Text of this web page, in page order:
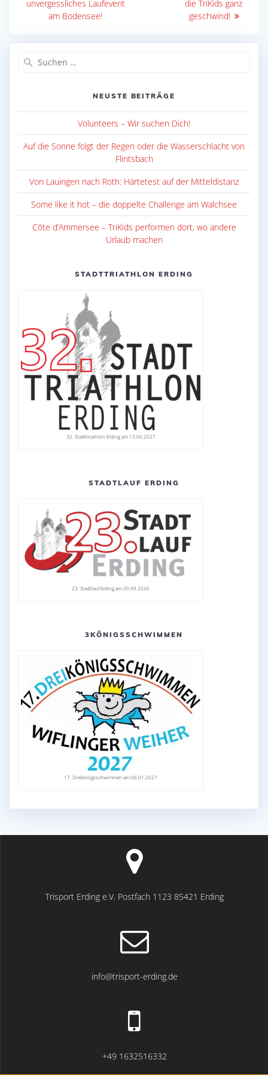
unvergessliches Laufevent
am Bodensee!
die TriKids ganz
geschwind!
NEUSTE BEITRÄGE
Volunteers – Wir suchen Dich!
Auf die Sonne folgt der Regen oder die Wasserschlacht von
Flintsbach
Von Lauingen nach Roth: Härtetest auf der Mitteldistanz
Some like it hot – die doppelte Challenge am Walchsee
Côte d’Ammersee – TriKids performen dort, wo andere
Urlaub machen
STADTTRIATHLON ERDING
32. Stadttriathlon Erding am 13.06.2027
STADTLAUF ERDING
23. Stadtlauf Erding am 20.09.2026
3KÖNIGSSCHWIMMEN
17. Dreikönigsschwimmen am 06.01.2027
Trisport Erding e.V. Postfach 1123 85421 Erding
info@trisport-erding.de
+49 1632516332